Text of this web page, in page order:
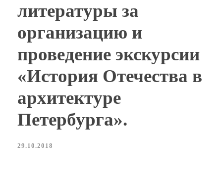
литературы за
организацию и
проведение экскурсии
«История Отечества в
архитектуре
Петербурга».
29.10.2018